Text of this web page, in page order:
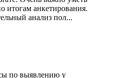
итогам анкетирования.
анализ пол...
по выявлению у